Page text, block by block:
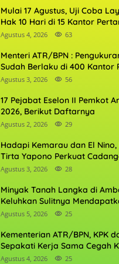
Mulai 17 Agustus, Uji Coba
Hak 10 Hari di 15 Kantor
Agustus 4, 2026 63
Menteri ATR/BPN :
Sudah Berlaku di 400 Kantor
Agustus 3, 2026 56
17 Pejabat Eselon II Pemkot
2026, Berikut Daftarnya
Agustus 2, 2026 29
Hadapi Kemarau dan El
Tirta Yapono Perkuat
Agustus 3, 2026 28
Minyak Tanah Langka di
Keluhkan Sulitnya
Agustus 5, 2026 25
Kementerian ATR/BPN, KPK
Sepakati Kerja Sama Cegah
Penguatan Ekonomi
Agustus 4, 2026 25